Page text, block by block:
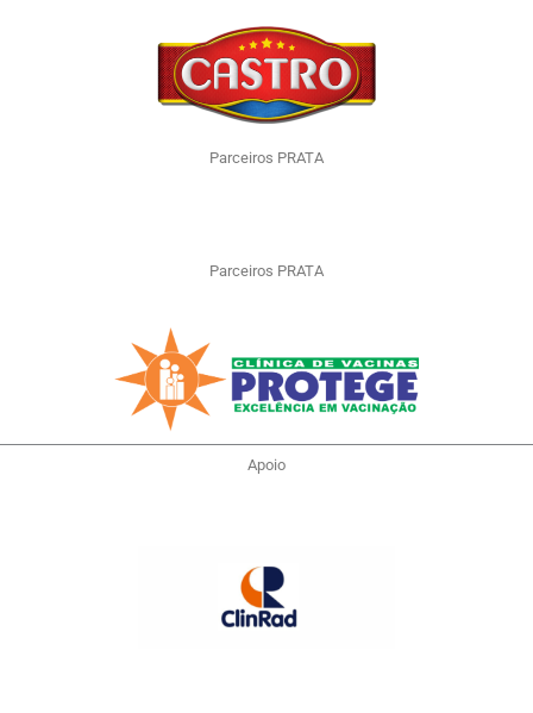
Parceiros PRATA
Parceiros PRATA
Apoio